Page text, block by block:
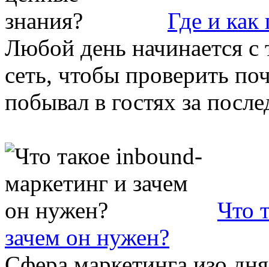
Где и как
Любой день начинается с
сеть, чтобы проверить
побывал в гостях за
Что
зачем он нужен?